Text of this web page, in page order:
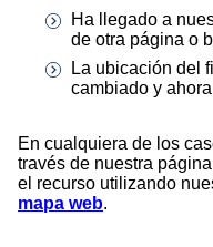
Ha llegado a
de otra página o
La ubicación del
cambiado y
En cualquiera de los
través de nuestra
el recurso utilizando
mapa web.